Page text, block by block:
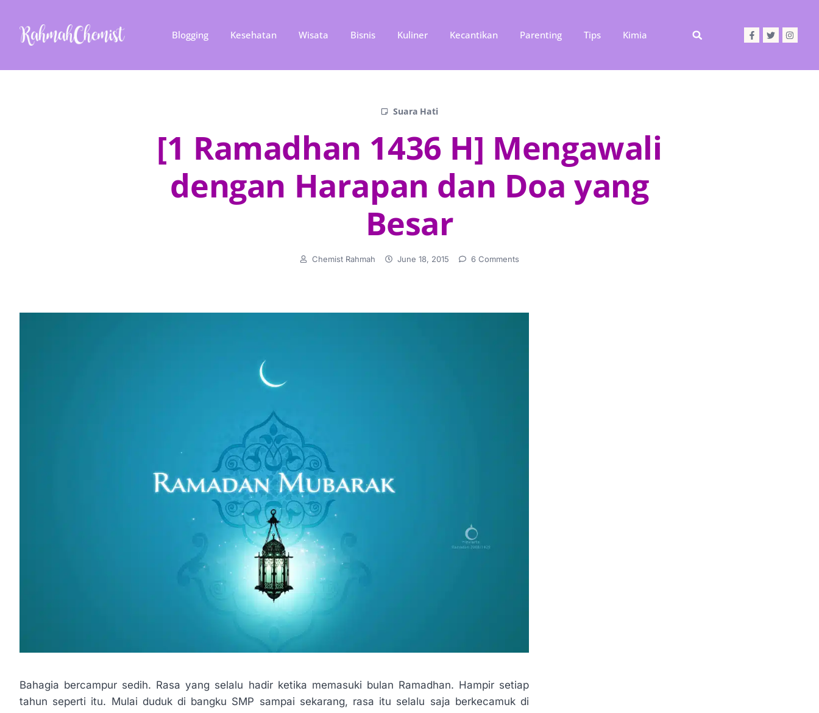
Blogging Kesehatan Wisata Bisnis Kuliner Kecantikan Parenting Tips Kimia
Suara Hati
[1 Ramadhan 1436 H] Mengawali
dengan Harapan dan Doa yang
Besar
Chemist Rahmah June 18, 2015 6 Comments
Bahagia bercampur sedih. Rasa yang selalu hadir ketika memasuki bulan Ramadhan. Hampir setiap
tahun seperti itu. Mulai duduk di bangku SMP sampai sekarang, rasa itu selalu saja berkecamuk di